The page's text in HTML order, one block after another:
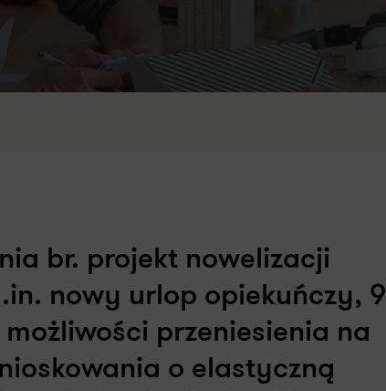
br. projekt nowelizacji
nowy urlop opiekuńczy, 9
przeniesienia na
o elastyczną